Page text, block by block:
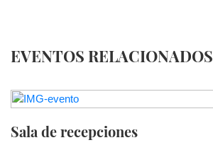
EVENTOS RELACIONADOS
Sala de recepciones